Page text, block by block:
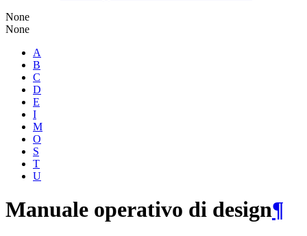
None
None
A
B
C
D
E
I
M
O
S
T
U
Manuale operativo di design¶